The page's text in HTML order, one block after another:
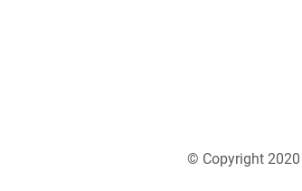
© Copyright 2020